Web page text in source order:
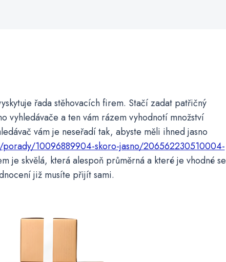
řada stěhovacích firem. Stačí zadat patřičný
vyhledávače a ten vám rázem vyhodnotí množství
vám je neseřadí tak, abyste měli ihned jasno
10096889904-skoro-jasno/206562230510004-
je skvělá, která alespoň průměrná a které je vhodné se
již musíte přijít sami.